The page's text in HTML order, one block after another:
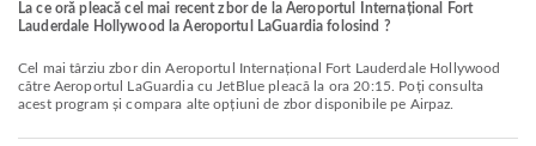
La ce oră pleacă cel mai recent zbor de la Aeroportul Internațional Fort
Lauderdale Hollywood la Aeroportul LaGuardia folosind ?
Cel mai târziu zbor din Aeroportul Internațional Fort Lauderdale Hollywood
către Aeroportul LaGuardia cu JetBlue pleacă la ora 20:15. Poți consulta
acest program și compara alte opțiuni de zbor disponibile pe Airpaz.